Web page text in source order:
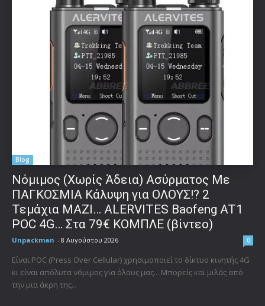
Blog
Νόμιμος (Χωρίς Άδεια) Ασύρματος Με
ΠΑΓΚΟΣΜΙΑ Κάλυψη για ΟΛΟΥΣ!? 2
Τεμάχια ΜΑΖΙ… ALERVITES Baofeng AT1
POC 4G… Στα 79€ ΚΟΜΠΛΕ (βίντεο)
Unpackman - 8 Αυγούστου 2026 0
Είναι POC (Press Over Cellular) χρησιμοποιεί το δίκτυο κινητής 4G
κι είναι απόλυτα νόμιμος για όλους μας... Μπορείς και μιλάς από
την μια άκρη της...